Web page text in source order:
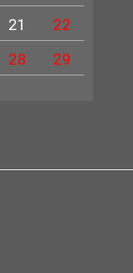
21
22
28
29